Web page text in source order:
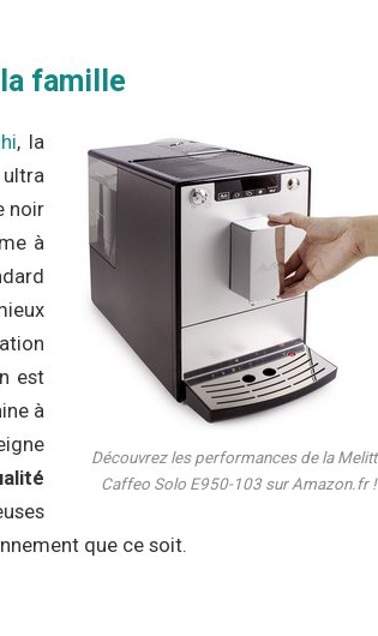
famille
Découvrez les performances de la
Caffeo Solo E950-103 sur Amazon.fr !
, la
noir
à
est
à
que ce soit.